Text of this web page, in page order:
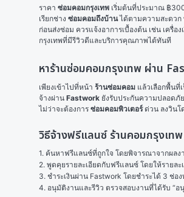
ราคา ซ่อมคอมกรุงเทพ เริ่มต้นที่ประมาณ ฿
เรียกช่าง ซ่อมคอมถึงบ้าน ได้ตามความสะดวก
ก่อนส่งซ่อม ควรแจ้งอาการเบื้องต้น เช่น เครื่
กรุงเทพที่มีรีวิวดีและบริการคุณภาพได้ทันที
หาร้านซ่อมคอมกรุงเทพ ผ่าน
เพียงเข้าไปที่หน้า ร้านซ่อมคอม แล้วเลือกพื้นที่
จ้างผ่าน Fastwork ยังรับประกันความปลอดภั
ไม่ว่าจะต้องการ ซ่อมคอมพิวเตอร์ ด่วน ลงวินโ
วิธีจ้างฟรีแลนซ์ ร้านคอมกรุงเ
1. ค้นหาฟรีแลนซ์ที่ถูกใจ โดยพิจารณาจากผลง
2. พูดคุยรายละเอียดกับฟรีแลนซ์ โดยให้ราย
3. ชำระเงินผ่าน Fastwork โดยชำระได้ 3 ช่
4. อนุมัติงานและรีวิว ตรวจสอบงานที่ได้รับ “